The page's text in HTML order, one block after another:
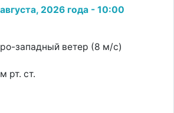
2026 года - 10:00
западный ветер (8 м/с)
рт. ст.